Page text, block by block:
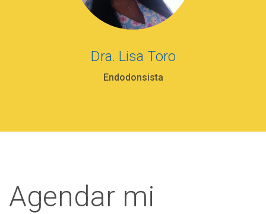
Dra. Lisa Toro
Endodonsista
Agendar mi